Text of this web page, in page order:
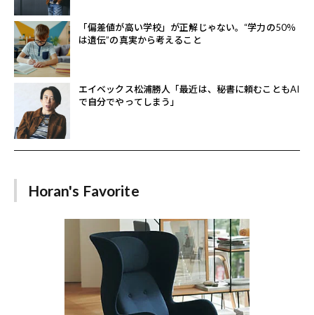
「偏差値が高い学校」が正解じゃない。“学力の50％
は遺伝”の真実から考えること
エイベックス松浦勝人「最近は、秘書に頼むこともAI
で自分でやってしまう」
Horan's Favorite